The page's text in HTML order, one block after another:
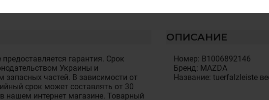
гарантия. Срок
Украины и
запасных частей. В зависимости от
срок может составлять от 30
нашем интернет магазине. Товарный
ОПИСАНИЕ
Номер: B1006892146
Бренд: MAZDA
Название: tuerfalzleiste